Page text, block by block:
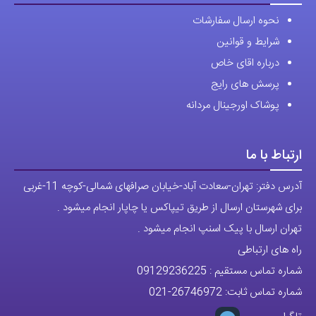
دسترسی سریع
نحوه ارسال سفارشات
شرایط و قوانین
درباره اقای خاص
پرسش های رایج
ارتباط با ما
آدرس دفتر: تهران-سعادت آباد-خیابان صرافهای شمالی-کوچه 11-غربی
برای شهرستان ارسال از طریق تیپاکس یا چاپار انجام میشود .
تهران ارسال با پیک اسنپ انجام میشود .
راه های ارتباطی
شماره تماس مستقیم :09129236225
شماره تماس ثابت:26746972